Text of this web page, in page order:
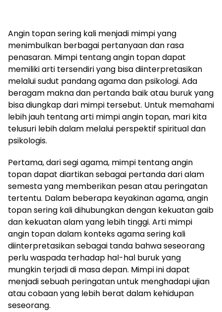
Angin topan sering kali menjadi mimpi yang
menimbulkan berbagai pertanyaan dan rasa
penasaran. Mimpi tentang angin topan dapat
memiliki arti tersendiri yang bisa diinterpretasikan
melalui sudut pandang agama dan psikologi. Ada
beragam makna dan pertanda baik atau buruk yang
bisa diungkap dari mimpi tersebut. Untuk memahami
lebih jauh tentang arti mimpi angin topan, mari kita
telusuri lebih dalam melalui perspektif spiritual dan
psikologis.
Pertama, dari segi agama, mimpi tentang angin
topan dapat diartikan sebagai pertanda dari alam
semesta yang memberikan pesan atau peringatan
tertentu. Dalam beberapa keyakinan agama, angin
topan sering kali dihubungkan dengan kekuatan gaib
dan kekuatan alam yang lebih tinggi. Arti mimpi
angin topan dalam konteks agama sering kali
diinterpretasikan sebagai tanda bahwa seseorang
perlu waspada terhadap hal-hal buruk yang
mungkin terjadi di masa depan. Mimpi ini dapat
menjadi sebuah peringatan untuk menghadapi ujian
atau cobaan yang lebih berat dalam kehidupan
seseorang.